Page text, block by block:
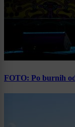
FOTO: Po burnih